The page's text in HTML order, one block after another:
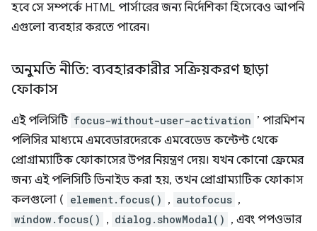
হবে সে সম্পর্কে HTML পার্সারের জন্য নির্দেশিকা হিসেবেও আপনি
এগুলো ব্যবহার করতে পারেন।
অনুমতি নীতি: ব্যবহারকারীর সক্রিয়করণ ছাড়া
ফোকাস
এই পলিসিটি focus-without-user-activation ’ পারমিশন
পলিসির মাধ্যমে এমবেডারদেরকে এমবেডেড কন্টেন্ট থেকে
প্রোগ্রাম্যাটিক ফোকাসের উপর নিয়ন্ত্রণ দেয়। যখন কোনো ফ্রেমের
জন্য এই পলিসিটি ডিনাইড করা হয়, তখন প্রোগ্রাম্যাটিক ফোকাস
কলগুলো ( element.focus() , autofocus ,
window.focus() , dialog.showModal() , এবং পপওভার